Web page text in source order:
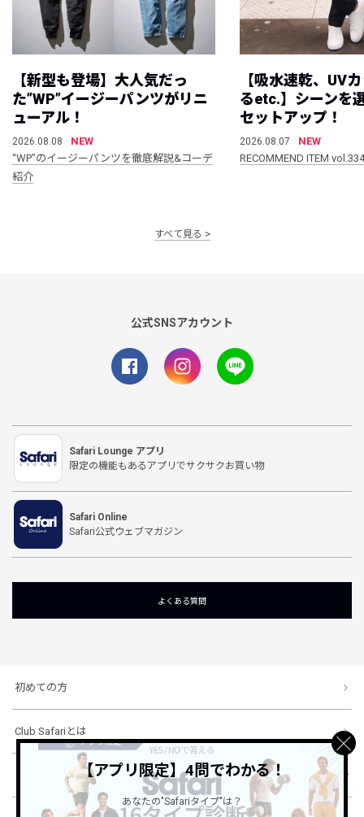
【新型も登場】大人気だっ
た”WP”イージーパンツがリニ
ューアル！
2026.08.08
NEW
“WP”のイージーパンツを徹底解説&コーデ
紹介
【吸水速乾、UV
るetc.】シーンを
セットアップ！
2026.08.07
NEW
RECOMMEND ITEM vol.334
すべて見る
公式SNSアカウント
Safari Lounge アプリ
限定の機能もあるアプリでサクサクお買い物
Safari Online
Safari公式ウェブマガジン
よくある質問
初めての方
Club Safariとは
ショッピングガイド【アプリ限定】4問でわかる！
あなたの"Safariタイプ"は？